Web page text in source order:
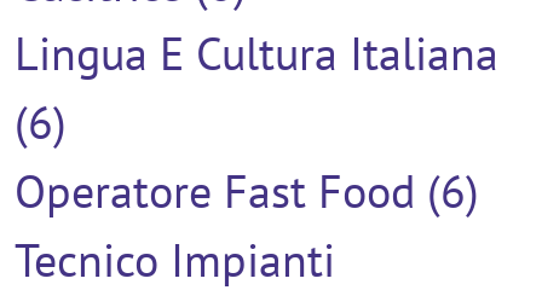
Lingua E Cultura Italiana
(6)
Operatore Fast Food (6)
Tecnico Impianti